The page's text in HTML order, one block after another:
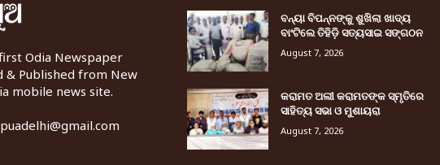
Odia Newspaper
& Published from New
mobile news site.
ବନ୍ୟା ବିପନ୍ନଙ୍କୁ ଶୁଖିଲା ଖାଦ୍ୟ
ବାଂଟିଲେ ତିହିଡି଼ ସତ୍ୟସାଇ ସଙ୍ଗଠନ
August 7, 2026
କରାମତ ଅଲୀ କରାମତଙ୍କ ସ୍ମୃତିରେ
ସାହିତ୍ୟ ସଭା ଓ ମୁଶାୟରା
August 7, 2026